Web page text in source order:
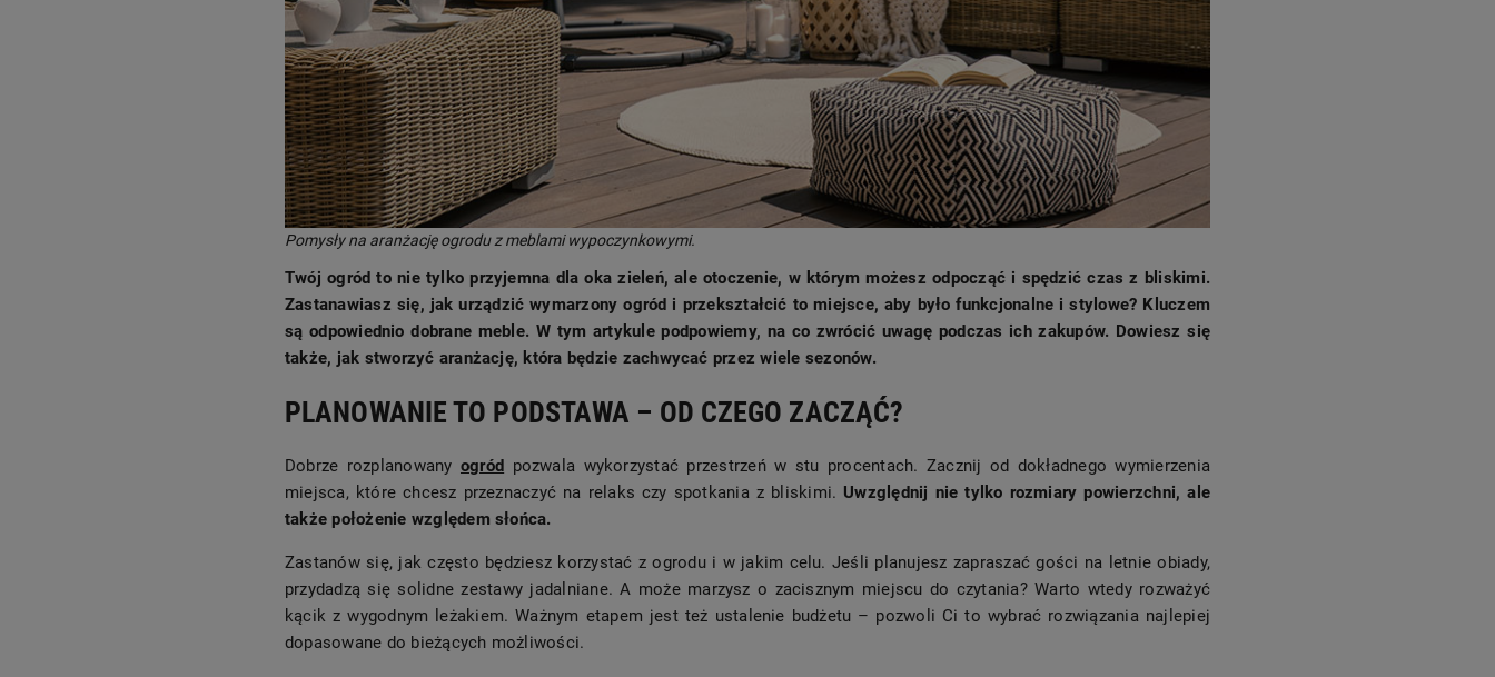
Pomysły na aranżację ogrodu z meblami wypoczynkowymi.
Twój ogród to nie tylko przyjemna dla oka zieleń, ale otoczenie, w którym możesz odpocząć i spędzić czas z bliskimi.
Zastanawiasz się, jak urządzić wymarzony ogród i przekształcić to miejsce, aby było funkcjonalne i stylowe? Kluczem
są odpowiednio dobrane meble. W tym artykule podpowiemy, na co zwrócić uwagę podczas ich zakupów. Dowiesz się
także, jak stworzyć aranżację, która będzie zachwycać przez wiele sezonów.
PLANOWANIE TO PODSTAWA – OD CZEGO ZACZĄĆ?
Dobrze rozplanowany ogród pozwala wykorzystać przestrzeń w stu procentach. Zacznij od dokładnego wymierzenia
miejsca, które chcesz przeznaczyć na relaks czy spotkania z bliskimi. Uwzględnij nie tylko rozmiary powierzchni, ale
także położenie względem słońca.
Zastanów się, jak często będziesz korzystać z ogrodu i w jakim celu. Jeśli planujesz zapraszać gości na letnie obiady,
przydadzą się solidne zestawy jadalniane. A może marzysz o zacisznym miejscu do czytania? Warto wtedy rozważyć
kącik z wygodnym leżakiem. Ważnym etapem jest też ustalenie budżetu – pozwoli Ci to wybrać rozwiązania najlepiej
dopasowane do bieżących możliwości.